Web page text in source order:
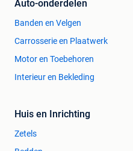
Auto-onderdelen
Banden en Velgen
Carrosserie en Plaatwerk
Motor en Toebehoren
Interieur en Bekleding
Huis en Inrichting
Zetels